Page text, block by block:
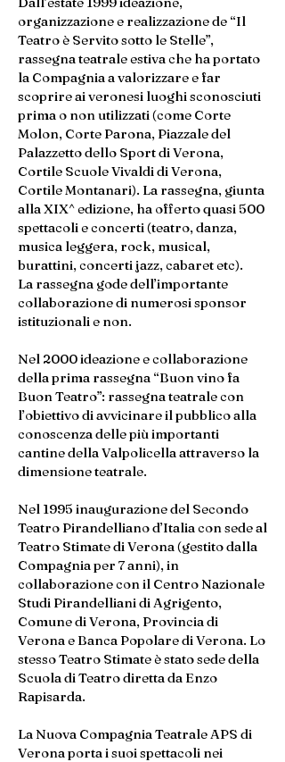
organizzazione e realizzazione de “Il
Teatro è Servito sotto le Stelle”,
rassegna teatrale estiva che ha portato
la Compagnia a valorizzare e far
scoprire ai veronesi luoghi sconosciuti
prima o non utilizzati (come Corte
Molon, Corte Parona, Piazzale del
Palazzetto dello Sport di Verona,
Cortile Scuole Vivaldi di Verona,
Cortile Montanari). La rassegna, giunta
alla XIX^ edizione, ha offerto quasi 500
spettacoli e concerti (teatro, danza,
musica leggera, rock, musical,
burattini, concerti jazz, cabaret etc).
La rassegna gode dell’importante
collaborazione di numerosi sponsor
istituzionali e non.
Nel 2000 ideazione e collaborazione
della prima rassegna “Buon vino fa
Buon Teatro”: rassegna teatrale con
l’obiettivo di avvicinare il pubblico alla
conoscenza delle più importanti
cantine della Valpolicella attraverso la
dimensione teatrale.
Nel 1995 inaugurazione del Secondo
Teatro Pirandelliano d’Italia con sede al
Teatro Stimate di Verona (gestito dalla
Compagnia per 7 anni), in
collaborazione con il Centro Nazionale
Studi Pirandelliani di Agrigento,
Comune di Verona, Provincia di
Verona e Banca Popolare di Verona. Lo
stesso Teatro Stimate è stato sede della
Scuola di Teatro diretta da Enzo
Rapisarda.
La Nuova Compagnia Teatrale APS di
Verona porta i suoi spettacoli nei